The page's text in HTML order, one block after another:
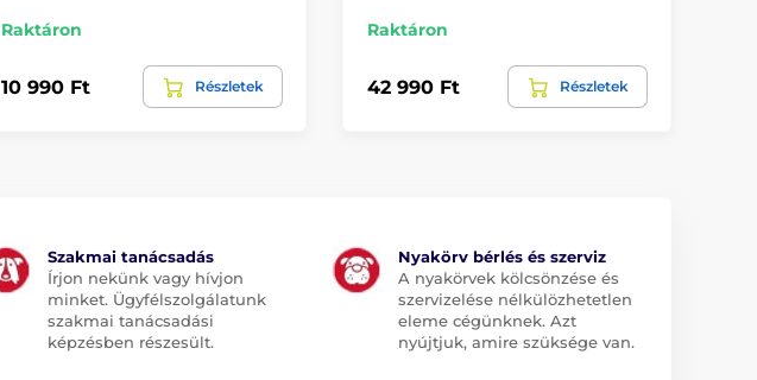
Raktáron
10 990 Ft Részletek
Raktáron
42 990 Ft Részletek
Szakmai tanácsadás
Írjon nekünk vagy hívjon
minket. Ügyfélszolgálatunk
szakmai tanácsadási
képzésben részesült.
Nyakörv bérlés és szerviz
A nyakörvek kölcsönzése és
szervizelése nélkülözhetetlen
eleme cégünknek. Azt
nyújtjuk, amire szüksége van.